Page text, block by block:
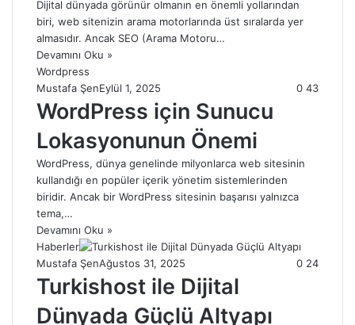
Dijital dünyada görünür olmanın en önemli yollarından
biri, web sitenizin arama motorlarında üst sıralarda yer
almasıdır. Ancak SEO (Arama Motoru…
Devamını Oku »
Wordpress
Mustafa ŞenEylül 1, 2025 0 43
WordPress için Sunucu
Lokasyonunun Önemi
WordPress, dünya genelinde milyonlarca web sitesinin
kullandığı en popüler içerik yönetim sistemlerinden
biridir. Ancak bir WordPress sitesinin başarısı yalnızca
tema,…
Devamını Oku »
Haberler
Mustafa ŞenAğustos 31, 2025 0 24
Turkishost ile Dijital
Dünyada Güçlü Altyapı